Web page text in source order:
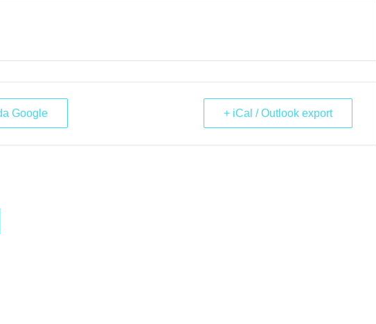
Google + iCal / Outlook export